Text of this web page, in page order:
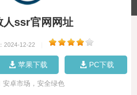
人ssr官网网址
2024-12-22
苹果下载 PC下载
安卓市场，安全绿色